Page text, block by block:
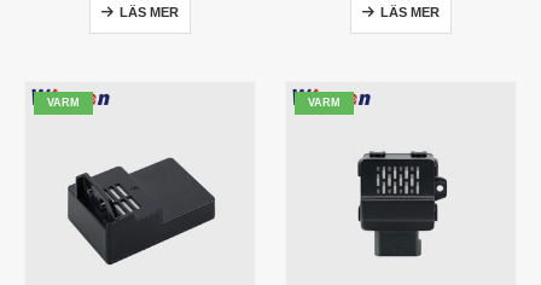
LÄS MER LÄS MER
VARM VARM